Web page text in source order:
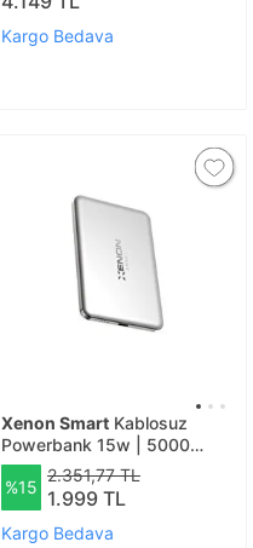
Garantili
Kargo Bedava
Xenon Smart Kablosuz
Powerbank 15w | 5000
Mah, Manyetik, 22.5w Pd
Usb-c, İnce Alüminyum
Gövde (x6440), Standart
7001 Gri
%15
2.351,77 TL
1.999 TL
Kargo Bedava